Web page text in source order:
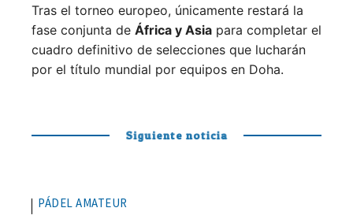
Tras el torneo europeo, únicamente restará la
fase conjunta de África y Asia para completar el
cuadro definitivo de selecciones que lucharán
por el título mundial por equipos en Doha.
Siguiente noticia
PÁDEL AMATEUR